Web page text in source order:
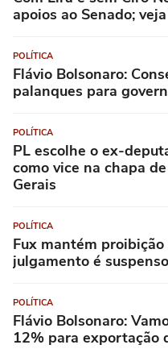
apoios ao Senado;
POLÍTICA
Flávio Bolsonaro:
palanques para
POLÍTICA
PL escolhe o ex-
como vice na chapa
Gerais
POLÍTICA
Fux mantém
julgamento é
POLÍTICA
Flávio Bolsonaro:
12% para exportação